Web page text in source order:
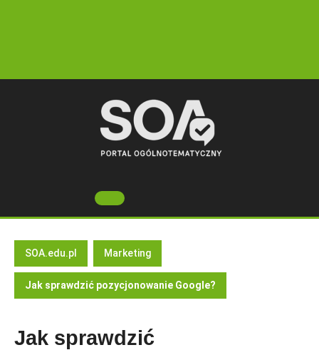
Open
Button
SOA.edu.pl Marketing
Jak sprawdzić pozycjonowanie Google?
Jak sprawdzić